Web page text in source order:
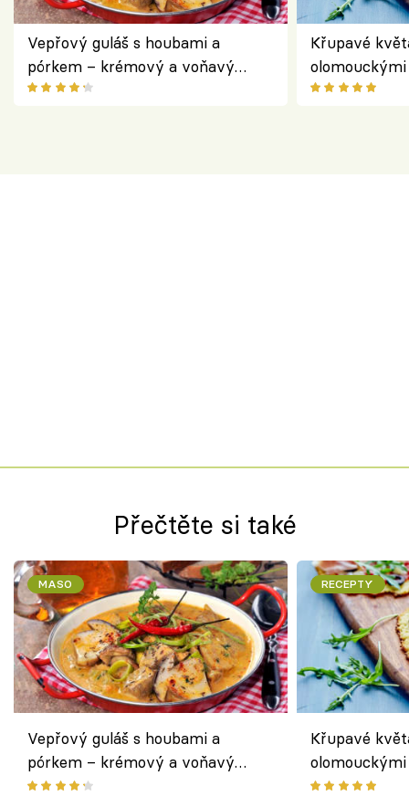
Vepřový guláš s houbami a
pórkem – krémový a voňavý
pokrm z jednoho hrnce
Křupavé
bezlepkový
Přečtěte si také
MASO
Vepřový guláš s houbami a
pórkem – krémový a voňavý
pokrm z jednoho hrnce
RECEPTY
Křupavé
bezlepkový